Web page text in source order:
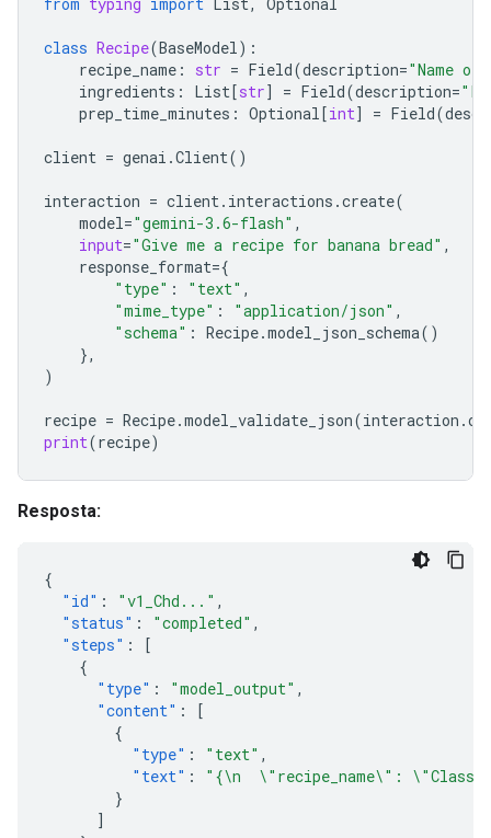
class Recipe(BaseModel):
recipe_name : str = Field(description="Name
ingredients : List[str] = Field(description=
prep_time_minutes : Optional[int] = Field(
client = genai .Client()
interaction = client. interactions .create(
model="gemini-3.6-flash" ,
input="Give me a recipe for banana bread" ,
response_format={
"type" : "text" ,
"mime_type" : "application/json" ,
"schema" : Recipe.model_json_schema()
},
)
recipe = Recipe.model_validate_json(interaction .
print(recipe)
Resposta:
{
"id" : "v1_Chd..." ,
"status" : "completed" ,
"steps" :
[
{
"type" : "model_output" ,
"content" :
[
{
"type" : "text" ,
"text" :
"{\n  \"recipe_name\":
}
]